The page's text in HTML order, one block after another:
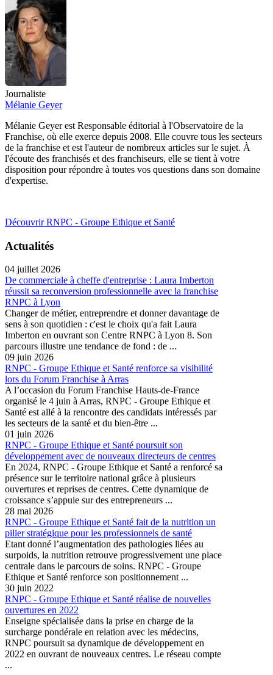
Journaliste
Mélanie Geyer
Mélanie Geyer est Responsable éditorial à l'Observatoire de la
Franchise, où elle exerce depuis 2008. Elle couvre tous les secteurs
de la franchise et est l'auteur de nombreux articles sur le sujet. À
l'écoute des franchisés et des franchiseurs, elle se tient à votre
disposition pour répondre à toutes vos questions dans son domaine
d'expertise.
Découvrir RNPC - Groupe Ethique et Santé
Actualités
04 juillet 2026
De commerciale à cheffe d'entreprise : Laura Imberton
réussit sa reconversion professionnelle avec la franchise
RNPC à Lyon
Changer de métier, entreprendre et donner davantage de
sens à son quotidien : c'est le choix qu'a fait Laura
Imberton en ouvrant son Centre RNPC à Lyon 8. Son
parcours illustre une tendance de fond : de ...
09 juin 2026
RNPC - Groupe Ethique et Santé renforce sa visibilité
lors du Forum Franchise à Arras
A l’occasion du Forum Franchise Hauts-de-France
organisé le 4 juin à Arras, RNPC - Groupe Ethique et
Santé est allé à la rencontre des candidats intéressés par
les secteurs de la santé et du bien-être ...
01 juin 2026
RNPC - Groupe Ethique et Santé poursuit son
développement avec de nouveaux directeurs de centres
En 2024, RNPC - Groupe Ethique et Santé a renforcé sa
présence sur le territoire national grâce à plusieurs
ouvertures et reprises de centres. Cette dynamique de
croissance s’appuie sur des entrepreneurs ...
28 mai 2026
RNPC - Groupe Ethique et Santé fait de la nutrition un
pilier stratégique pour les professionnels de santé
Etant donné l’augmentation des pathologies liées au
surpoids, la nutrition retrouve progressivement une place
centrale dans le parcours de soins. RNPC - Groupe
Ethique et Santé renforce son positionnement ...
30 juin 2022
RNPC - Groupe Ethique et Santé réalise de nouvelles
ouvertures en 2022
Enseigne spécialisée dans la prise en charge de la
surcharge pondérale en relation avec les médecins,
RNPC poursuit sa dynamique de développement en
2022 en ouvrant de nouveaux centres. Le réseau compte
...